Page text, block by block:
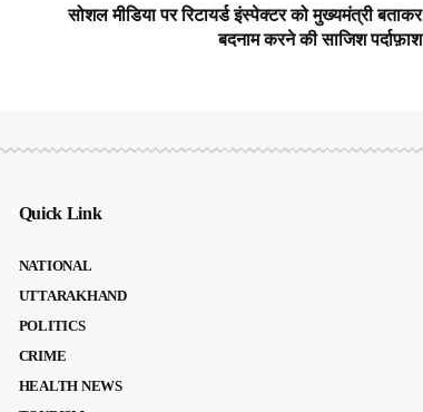
सोशल मीडिया पर रिटायर्ड इंस्पेक्टर को मुख्यमंत्री बताकर
बदनाम करने की साजिश पर्दाफ़ाश
Quick Link
NATIONAL
UTTARAKHAND
POLITICS
CRIME
HEALTH NEWS